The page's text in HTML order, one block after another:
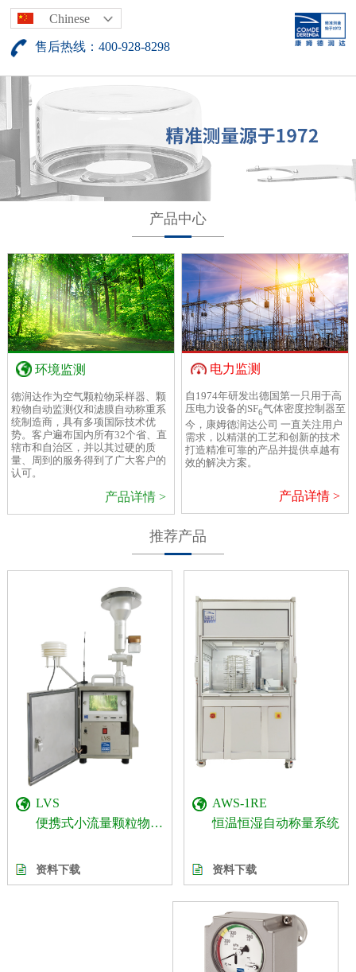
Chinese
售后热线：400-928-8298
产品中心
环境监测
德润达作为空气颗粒物采样器、颗
粒物自动监测仪和滤膜自动称重系
统制造商，具有多项国际技术优
势。客户遍布国内所有32个省、直
辖市和自治区，并以其过硬的质
量、周到的服务得到了广大客户的
认可。
产品详情 >
电力监测
自1974年研发出德国第一只用于高
压电力设备的SF6气体密度控制器至
今，康姆德润达公司 一直关注用户
需求，以精湛的工艺和创新的技术
打造精准可靠的产品并提供卓越有
效的解决方案。
产品详情 >
推荐产品
LVS
便携式小流量颗粒物采样器
资料下载
AWS-1RE
恒温恒湿自动称量系统
资料下载